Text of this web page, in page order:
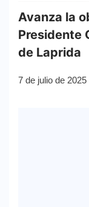
Avanza la
Presidente
de Laprida
7 de julio de 2025